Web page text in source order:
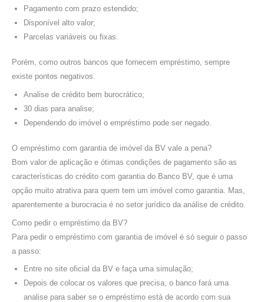
Pagamento com prazo estendido;
Disponível alto valor;
Parcelas variáveis ou fixas.
Porém, como outros bancos que fornecem empréstimo, sempre
existe pontos negativos.
Analise de crédito bem burocrático;
30 dias para analise;
Dependendo do imóvel o empréstimo pode ser negado.
O empréstimo com garantia de imóvel da BV vale a pena?
Bom valor de aplicação e ótimas condições de pagamento são as
características do crédito com garantia do Banco BV, que é uma
opção muito atrativa para quem tem um imóvel como garantia. Mas,
aparentemente a burocracia é no setor jurídico da análise de crédito.
Como pedir o empréstimo da BV?
Para pedir o empréstimo com garantia de imóvel é só seguir o passo
a passo:
Entre no site oficial da BV e faça uma simulação;
Depois de colocar os valores que precisa, o banco fará uma
analise para saber se o empréstimo está de acordo com sua